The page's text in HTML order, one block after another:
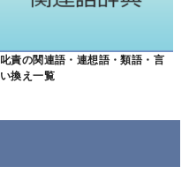
叱責の関連語・連想語・類語・言
い換え一覧